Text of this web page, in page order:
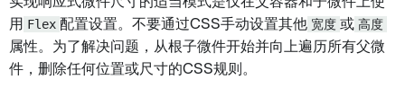
用 Flex 配置设置。不要通过CSS手动设置其他 宽度 或 高度
属性。为了解决问题，从根子微件开始并向上遍历所有父微
件，删除任何位置或尺寸的CSS规则。